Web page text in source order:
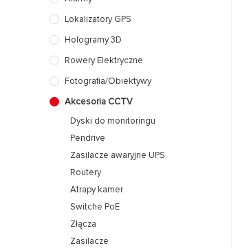
Lokalizatory GPS
Hologramy 3D
Rowery Elektryczne
Fotografia/Obiektywy
Akcesoria CCTV
Dyski do monitoringu
Pendrive
Zasilacze awaryjne UPS
Routery
Atrapy kamer
Switche PoE
Złącza
Zasilacze